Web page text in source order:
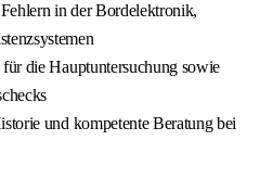
in der Bordelektronik,
die Hauptuntersuchung sowie
und kompetente Beratung bei